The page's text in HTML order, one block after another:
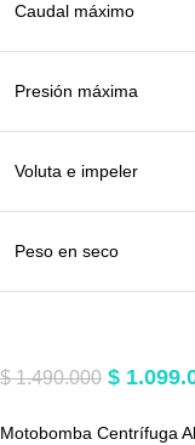
Caudal máximo
Presión máxima
Voluta e impeler
Peso en seco
$1.490.000 $
Motobomba Centrífuga